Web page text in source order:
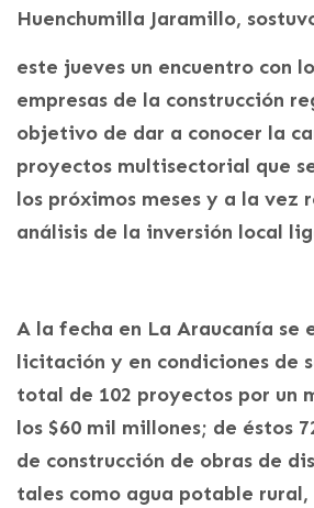
Huenchumilla Jaramillo,
este jueves un encuentro con
empresas de la construcción
objetivo de dar a conocer la
proyectos multisectorial que
los próximos meses y a la vez
análisis de la inversión local
A la fecha en La Araucanía se
licitación y en condiciones de
total de 102 proyectos por un
los $60 mil millones; de éstos
de construcción de obras de
tales como agua potable rural,